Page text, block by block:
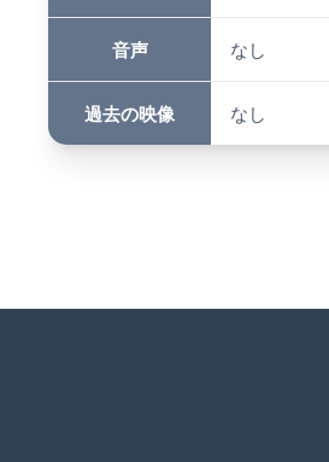
音声 なし
過去の映像 なし